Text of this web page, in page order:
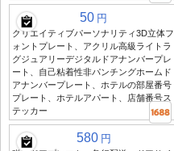
50 円
クリエイティブパーソナリティ3D立体フ
ォントプレート、アクリル高級ライトラ
グジュアリーデジタルドアナンバープレ
ート、自己粘着性非パンチングホームド
アナンバープレート、ホテルの部屋番号
プレート、ホテルアパート、店舗番号ス
テッカー
580 円